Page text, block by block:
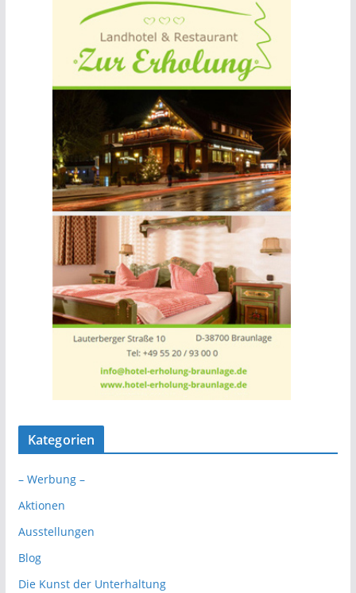
Kategorien
– Werbung –
Aktionen
Ausstellungen
Blog
Die Kunst der Unterhaltung